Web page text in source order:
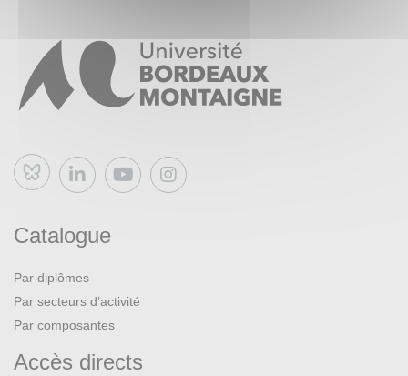
Bluesky
Catalogue
Par diplômes
Par secteurs d’activité
Par composantes
Accès directs